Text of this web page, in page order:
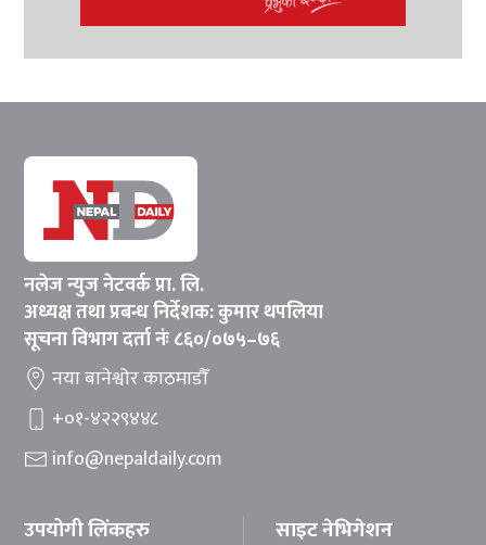
नलेज न्युज नेटवर्क प्रा. लि.
अध्यक्ष तथा प्रबन्ध निर्देशक: कुमार थपलिया
सूचना विभाग दर्ता नंः ८६०/०७५–७६
नया बानेश्वोर काठमाडौँ
+०१-४२२९४४८
info@nepaldaily.com
उपयोगी लिंकहरु साइट नेभिगेशन